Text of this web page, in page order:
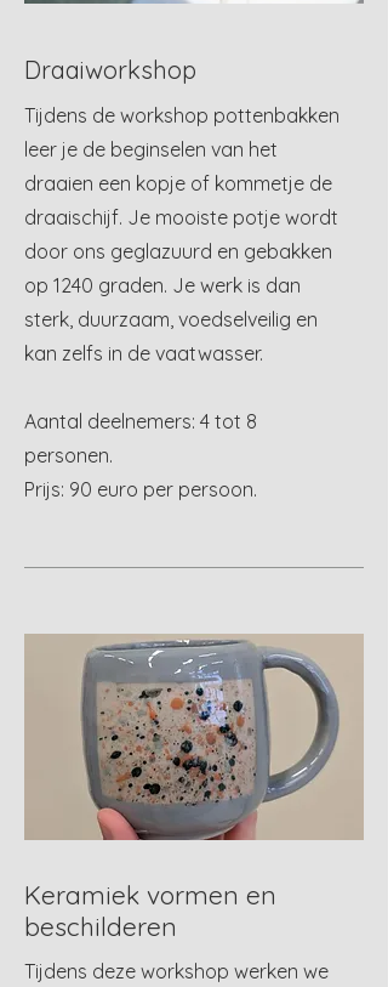
Draaiworkshop
Tijdens de workshop pottenbakken
leer je de beginselen van het
draaien een kopje of kommetje de
draaischijf. Je mooiste potje wordt
door ons geglazuurd en gebakken
op 1240 graden. Je werk is dan
sterk, duurzaam, voedselveilig en
kan zelfs in de vaatwasser.
Aantal deelnemers: 4 tot 8
personen.
Prijs: 90 euro per persoon.
Keramiek vormen en
beschilderen
Tijdens deze workshop werken we